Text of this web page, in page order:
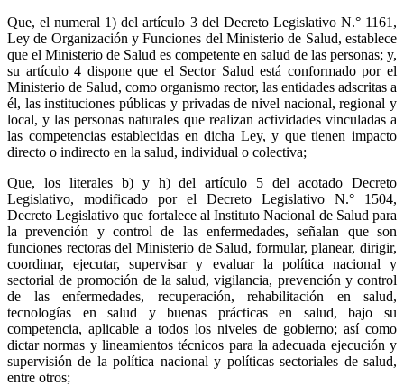
Que, el numeral 1) del artículo 3 del Decreto Legislativo N.° 1161,
Ley de Organización y Funciones del Ministerio de Salud, establece
que el Ministerio de Salud es competente en salud de las personas; y,
su artículo 4 dispone que el Sector Salud está conformado por el
Ministerio de Salud, como organismo rector, las entidades adscritas a
él, las instituciones públicas y privadas de nivel nacional, regional y
local, y las personas naturales que realizan actividades vinculadas a
las competencias establecidas en dicha Ley, y que tienen impacto
directo o indirecto en la salud, individual o colectiva;
Que, los literales b) y h) del artículo 5 del acotado Decreto
Legislativo, modificado por el Decreto Legislativo N.° 1504,
Decreto Legislativo que fortalece al Instituto Nacional de Salud para
la prevención y control de las enfermedades, señalan que son
funciones rectoras del Ministerio de Salud, formular, planear, dirigir,
coordinar, ejecutar, supervisar y evaluar la política nacional y
sectorial de promoción de la salud, vigilancia, prevención y control
de las enfermedades, recuperación, rehabilitación en salud,
tecnologías en salud y buenas prácticas en salud, bajo su
competencia, aplicable a todos los niveles de gobierno; así como
dictar normas y lineamientos técnicos para la adecuada ejecución y
supervisión de la política nacional y políticas sectoriales de salud,
entre otros;